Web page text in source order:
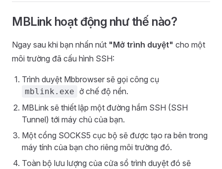
MBLink hoạt động như thế nào?
Ngay sau khi bạn nhấn nút "Mở trình duyệt" cho một
môi trường đã cấu hình SSH:
Trình duyệt Mbbrowser sẽ gọi công cụ
mblink.exe ở chế độ nền.
MBLink sẽ thiết lập một đường hầm SSH (SSH
Tunnel) tới máy chủ của bạn.
Một cổng SOCKS5 cục bộ sẽ được tạo ra bên trong
máy tính của bạn cho riêng môi trường đó.
Toàn bộ lưu lượng của cửa sổ trình duyệt đó sẽ